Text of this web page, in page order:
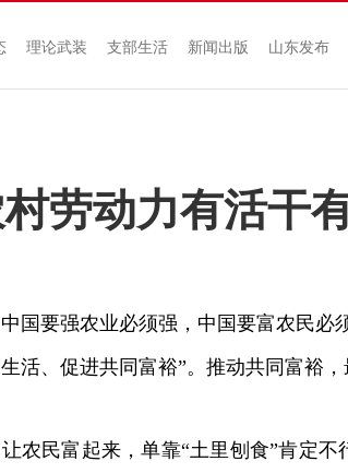
理论武装 支部生活 新闻出版 山东发布
劳动力有活干
要强农业必须强，中国要富农民必
活、促进共同富裕”。推动共同富裕
民富起来，单靠“土里刨食”肯定不